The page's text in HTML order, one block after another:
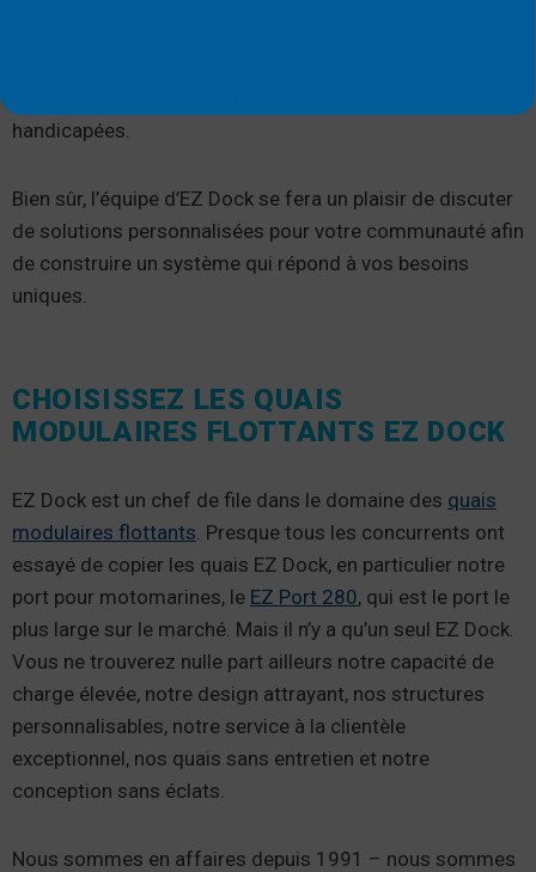
handicapées.
Bien sûr, l’équipe d’EZ Dock se fera un plaisir de discuter
de solutions personnalisées pour votre communauté afin
de construire un système qui répond à vos besoins
uniques.
CHOISISSEZ LES QUAIS
MODULAIRES FLOTTANTS EZ DOCK
EZ Dock est un chef de file dans le domaine des quais
modulaires flottants. Presque tous les concurrents ont
essayé de copier les quais EZ Dock, en particulier notre
port pour motomarines, le EZ Port 280, qui est le port le
plus large sur le marché. Mais il n’y a qu’un seul EZ Dock.
Vous ne trouverez nulle part ailleurs notre capacité de
charge élevée, notre design attrayant, nos structures
personnalisables, notre service à la clientèle
exceptionnel, nos quais sans entretien et notre
conception sans éclats.
Nous sommes en affaires depuis 1991 – nous sommes